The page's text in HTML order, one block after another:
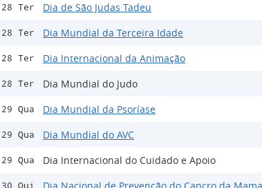
28 Ter Dia de São Judas Tadeu
28 Ter Dia Mundial da Terceira Idade
28 Ter Dia Internacional da Animação
28 Ter Dia Mundial do Judo
29 Qua Dia Mundial da Psoríase
29 Qua Dia Mundial do AVC
29 Qua Dia Internacional do Cuidado e Apoio
30 Qui